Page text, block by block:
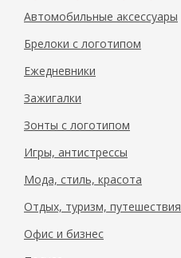
Автомобильные аксессуары
Брелоки с логотипом
Ежедневники
Зажигалки
Зонты с логотипом
Игры, антистрессы
Мода, стиль, красота
Отдых, туризм, путешествия
Офис и бизнес